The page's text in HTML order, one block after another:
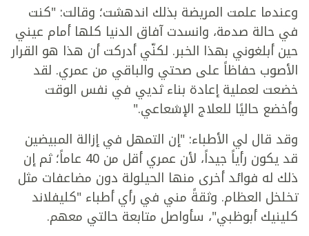
وعندما علمت المريضة بذلك اندهشت؛ وقالت: "كنت
في حالة صدمة، وانسدت آفاق الدنيا كلها أمام عيني
حين أبلغوني بهذا الخبر. لكنّي أدركت أن هذا هو القرار
الأصوب حفاظاً على صحتي والباقي من عمري. لقد
خضعت لعملية إعادة بناء ثديي في نفس الوقت
وأخضع حاليًا للعلاج الإشعاعي."
وقد قال لي الأطباء: "إن التمهل في إزالة المبيضين
قد يكون رأياً جيداً، لأن عمري أقل من 40 عاماً؛ ثم إن
ذلك له فوائد أخرى منها الحيلولة دون مضاعفات مثل
تخلخل العظام. وثقةً مني في رأي أطباء "كليفلاند
كلينيك أبوظبي"، سأواصل متابعة حالتي معهم.